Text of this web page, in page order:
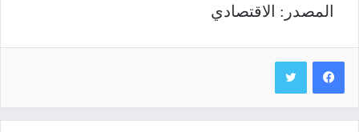
المصدر: الاقتصادي